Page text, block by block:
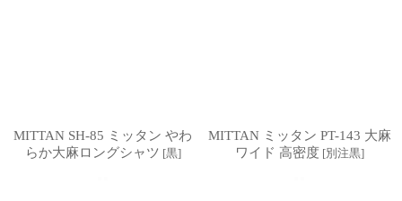
MITTAN SH-85 ミッタン やわ
らか大麻ロングシャツ [黒]
MITTAN ミッタン PT-143 大麻
ワイド 高密度 [別注黒]